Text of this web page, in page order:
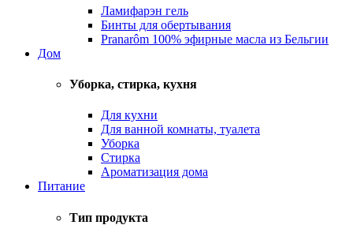
Ламифарэн гель
Бинты для обертывания
Pranarôm 100% эфирные масла из Бельгии
Дом
Уборка, стирка, кухня
Для кухни
Для ванной комнаты, туалета
Уборка
Стирка
Ароматизация дома
Питание
Тип продукта